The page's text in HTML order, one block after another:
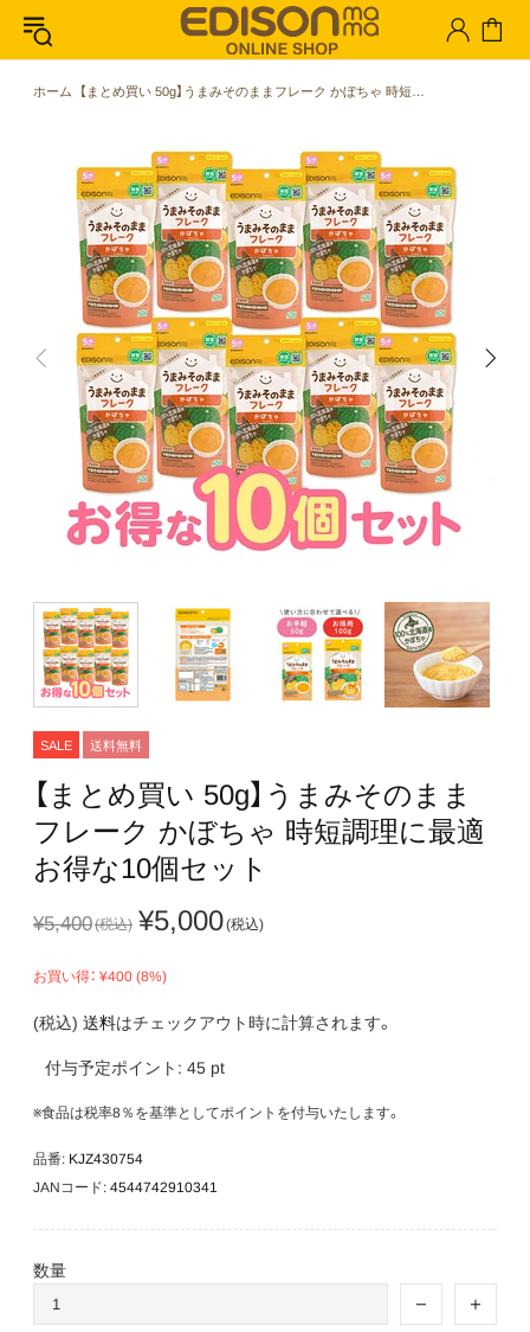
ホーム 【まとめ買い 50g】うまみそのままフレーク かぼちゃ 時短調理に最適 お得な10個セット
SALE 送料無料
【まとめ買い 50g】​うまみ​そのまま​
フレーク かぼちゃ 時短調理に​最適
お得な​10個セット
¥5,400 ¥5,000
お買い得： ¥400 (8%)
(税込) 送料はチェックアウト時に計算されます。
付与予定ポイント: 45 pt
※食品は税率8％を基準としてポイントを付与いたします。
品番: KJZ430754
JANコード: 4544742910341
数量